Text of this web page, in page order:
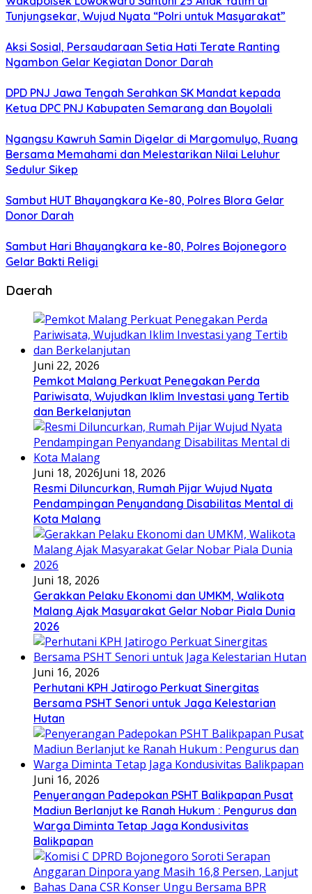
Tunjungsekar, Wujud Nyata “Polri untuk Masyarakat”
Aksi Sosial, Persaudaraan Setia Hati Terate Ranting
Ngambon Gelar Kegiatan Donor Darah
DPD PNJ Jawa Tengah Serahkan SK Mandat kepada
Ketua DPC PNJ Kabupaten Semarang dan Boyolali
Ngangsu Kawruh Samin Digelar di Margomulyo, Ruang
Bersama Memahami dan Melestarikan Nilai Leluhur
Sedulur Sikep
Sambut HUT Bhayangkara Ke-80, Polres Blora Gelar
Donor Darah
Sambut Hari Bhayangkara ke-80, Polres Bojonegoro
Gelar Bakti Religi
Daerah
Juni 22, 2026
Pemkot Malang Perkuat Penegakan Perda
Pariwisata, Wujudkan Iklim Investasi yang Tertib
dan Berkelanjutan
Juni 18, 2026Juni 18, 2026
Resmi Diluncurkan, Rumah Pijar Wujud Nyata
Pendampingan Penyandang Disabilitas Mental di
Kota Malang
Juni 18, 2026
Gerakkan Pelaku Ekonomi dan UMKM, Walikota
Malang Ajak Masyarakat Gelar Nobar Piala Dunia
2026
Juni 16, 2026
Perhutani KPH Jatirogo Perkuat Sinergitas
Bersama PSHT Senori untuk Jaga Kelestarian
Hutan
Juni 16, 2026
Penyerangan Padepokan PSHT Balikpapan Pusat
Madiun Berlanjut ke Ranah Hukum : Pengurus dan
Warga Diminta Tetap Jaga Kondusivitas
Balikpapan